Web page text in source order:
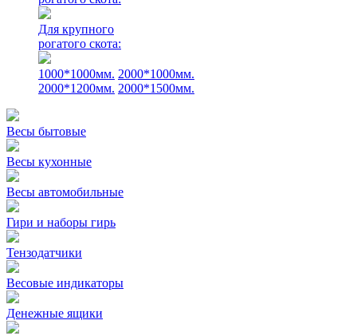
Для крупного
рогатого скота:
1000*1000мм. 2000*1000мм.
2000*1200мм. 2000*1500мм.
Весы бытовые
Весы кухонные
Весы автомобильные
Гири и наборы гирь
Тензодатчики
Весовые индикаторы
Денежные ящики